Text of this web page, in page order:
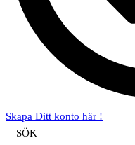
Skapa Ditt konto här !
SÖK